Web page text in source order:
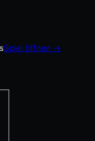
Spiel öffnen →